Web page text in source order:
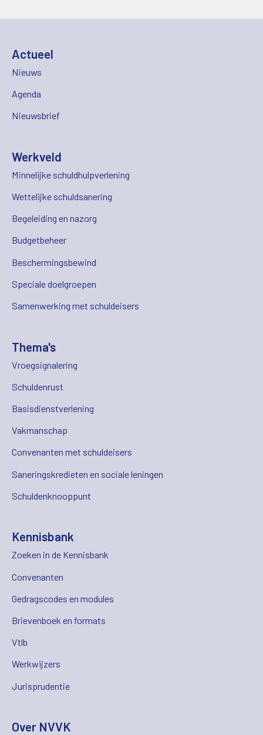
Actueel
Nieuws
Agenda
Nieuwsbrief
Werkveld
Minnelijke schuldhulpverlening
Wettelijke schuldsanering
Begeleiding en nazorg
Budgetbeheer
Beschermingsbewind
Speciale doelgroepen
Samenwerking met schuldeisers
Thema's
Vroegsignalering
Schuldenrust
Basisdienstverlening
Vakmanschap
Convenanten met schuldeisers
Saneringskredieten en sociale leningen
Schuldenknooppunt
Kennisbank
Zoeken in de Kennisbank
Convenanten
Gedragscodes en modules
Brievenboek en formats
Vtlb
Werkwijzers
Jurisprudentie
Over NVVK